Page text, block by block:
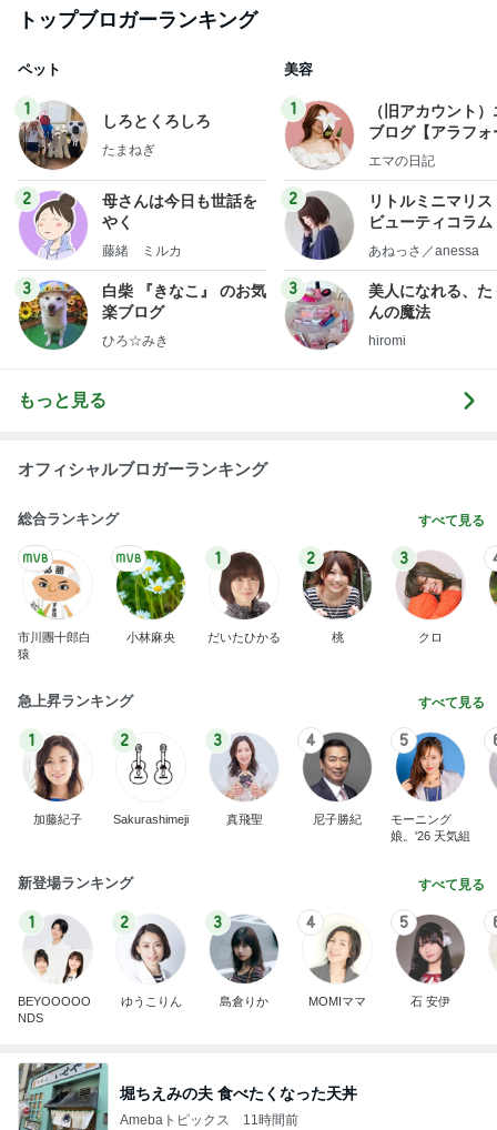
トップブロガーランキング
ペット
1
しろとくろしろ
たまねぎ
2
母さんは今日も世話を
やく
藤緒 ミルカ
3
白柴 『きなこ』 のお気
楽ブログ
ひろ☆みき
美容
1
（旧アカウント
ブログ【アラフォ
社売却セカンドラ
エマの日記
2
リトルミニマリス
ビューティコラ
little
uty colum
あねっさ／anessa
3
美人になれる、た
んの魔法
hiromi
もっと見る
オフィシャルブロガーランキング
総合ランキング すべて見る
市川團十郎白
猿
小林麻央
1
だいたひかる
2
桃
3
クロ
急上昇ランキング すべて見る
1
加藤紀子
2
Sakurashimeji
3
真飛聖
4
尼子勝紀
5
モーニング
娘。'26 天気組
新登場ランキング すべて見る
1
BEYOOOOO
NDS
2
ゆうこりん
3
島倉りか
4
MOMIママ
5
石 安伊
堀ちえみの夫 食べたくなった天丼
Amebaトピックス 11時間前